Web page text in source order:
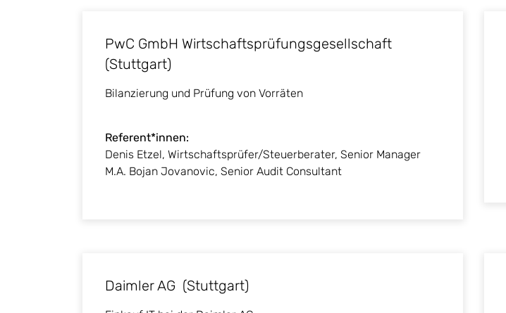
PwC GmbH Wirtschaftsprüfungsgesellschaft
(Stuttgart)
Bilanzierung und Prüfung von Vorräten
Referent*innen:
Denis Etzel, Wirtschaftsprüfer/Steuerberater, Senior Manager
M.A. Bojan Jovanovic, Senior Audit Consultant
Daimler AG (Stuttgart)